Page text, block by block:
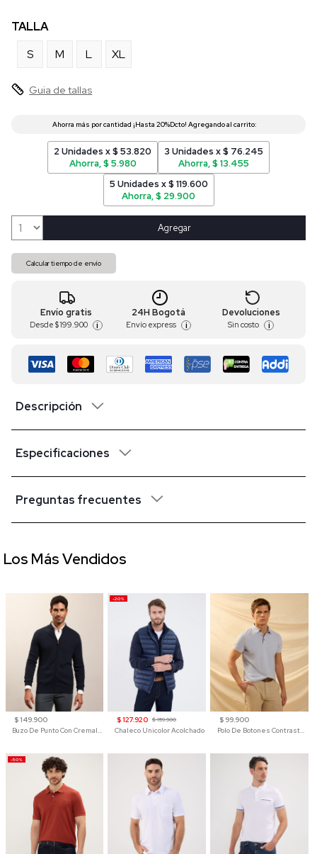
TALLA
S
M L XL
Guia de tallas
2 Unidades x $ 53.820
Ahorra, $ 5.980
3 Unidades x $ 76.245
Ahorra, $ 13.455
5 Unidades x $ 119.600
Ahorra, $ 29.900
Agregar
Calcular tiempo de envío
Envío gratis
Desde $ 199.900 i
24H Bogotá
Envío express i
Devoluciones
Sin costo i
Descripción
Especificaciones
Preguntas frecuentes
$ 149.900
Buzo De Punto Con Cremallera Para Hombre
-20%
$ 127.920 $ 159.900
Chaleco Unicolor Acolchado
$ 99.900
Polo De Botones Contraste Para Hombre
-50%
Los Más Vendidos